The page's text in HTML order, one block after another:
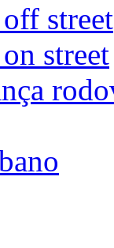
street
street